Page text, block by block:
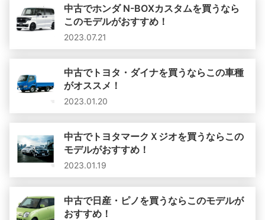
中古でホンダ N-BOXカスタムを買うなら
このモデルがおすすめ！
2023.07.21
中古でトヨタ・ダイナを買うならこの車種
がオススメ！
2023.01.20
中古でトヨタマークＸジオを買うならこの
モデルがおすすめ！
2023.01.19
中古で日産・ピノを買うならこのモデルが
おすすめ！